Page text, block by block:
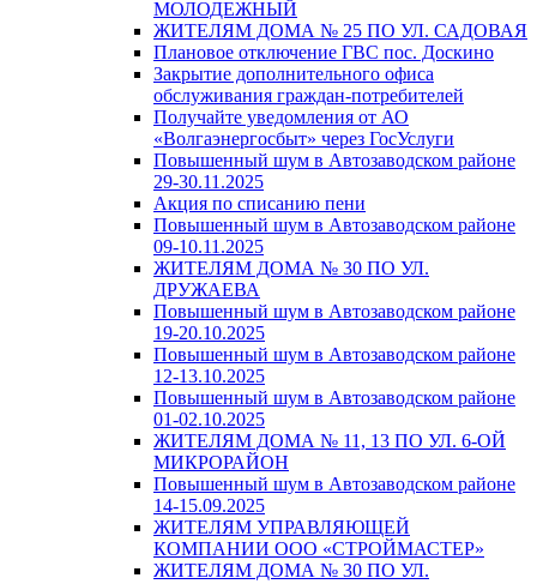
МОЛОДЕЖНЫЙ
ЖИТЕЛЯМ ДОМА № 25 ПО УЛ. САДОВАЯ
Плановое отключение ГВС пос. Доскино
Закрытие дополнительного офиса
обслуживания граждан-потребителей
Получайте уведомления от АО
«Волгаэнергосбыт» через ГосУслуги
Повышенный шум в Автозаводском районе
29-30.11.2025
Акция по списанию пени
Повышенный шум в Автозаводском районе
09-10.11.2025
ЖИТЕЛЯМ ДОМА № 30 ПО УЛ.
ДРУЖАЕВА
Повышенный шум в Автозаводском районе
19-20.10.2025
Повышенный шум в Автозаводском районе
12-13.10.2025
Повышенный шум в Автозаводском районе
01-02.10.2025
ЖИТЕЛЯМ ДОМА № 11, 13 ПО УЛ. 6-ОЙ
МИКРОРАЙОН
Повышенный шум в Автозаводском районе
14-15.09.2025
ЖИТЕЛЯМ УПРАВЛЯЮЩЕЙ
КОМПАНИИ ООО «СТРОЙМАСТЕР»
ЖИТЕЛЯМ ДОМА № 30 ПО УЛ.